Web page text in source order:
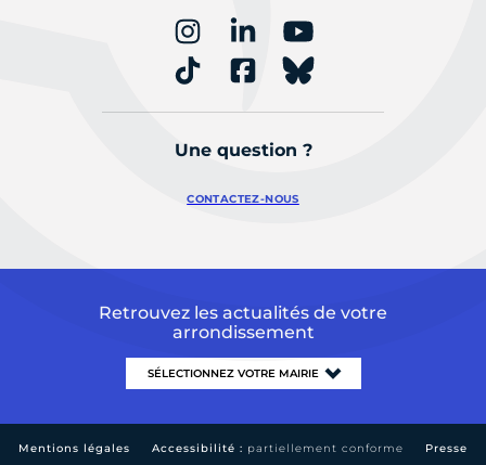
Une question ?
CONTACTEZ-NOUS
Retrouvez les actualités de votre
arrondissement
Mentions légales Accessibilité : partiellement conforme Presse